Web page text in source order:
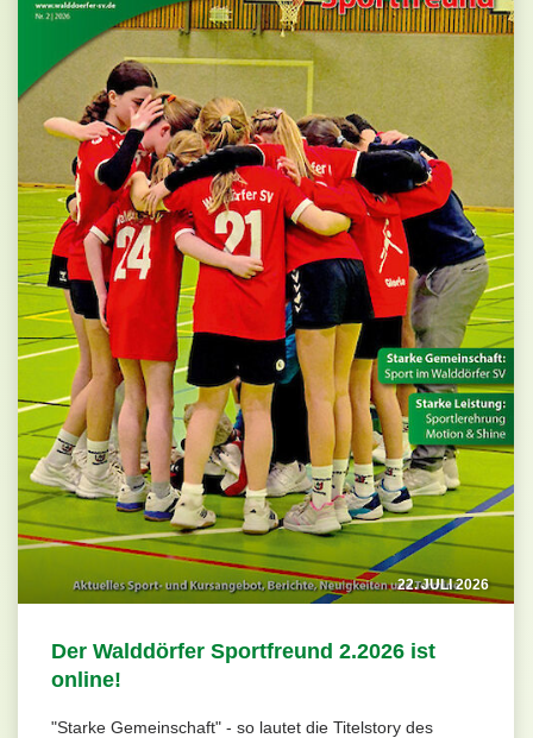
22. JULI 2026
Der Walddörfer Sportfreund 2.2026 ist
online!
"Starke Gemeinschaft" - so lautet die Titelstory des